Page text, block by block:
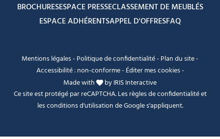
BROCHURESESPACE PRESSECLASSEMENT DE MEUBLÉS
ESPACE ADHÉRENTSAPPEL D'OFFRESFAQ
Mentions légales- Politique de confidentialité- Plan du site-
Accessibilité : non-conforme- Éditer mes cookies-
Made with
byIRIS Interactive
Ce site est protégé par reCAPTCHA. Lesrègles de confidentialitéet
lesconditions d'utilisationde Google s'appliquent.